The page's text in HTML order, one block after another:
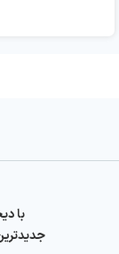
با